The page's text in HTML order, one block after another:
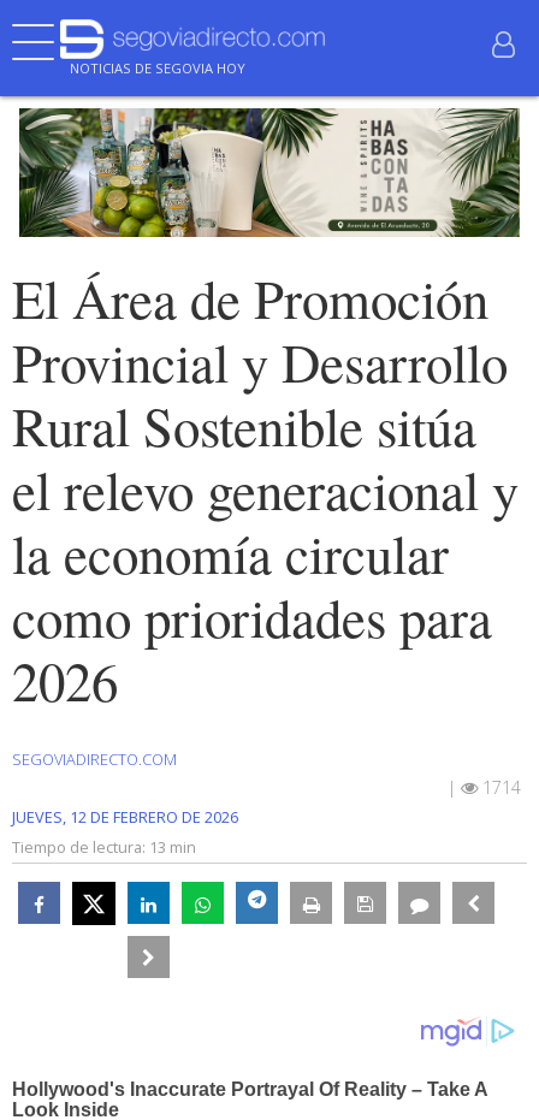
NOTICIAS DE SEGOVIA HOY
El Área de Promoción
Provincial y Desarrollo
Rural Sostenible sitúa
el relevo generacional y
la economía circular
como prioridades para
2026
SEGOVIADIRECTO.COM
| 1714
JUEVES, 12 DE FEBRERO DE 2026
Tiempo de lectura: 13 min